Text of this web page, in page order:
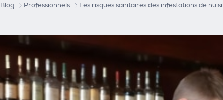
Blog Professionnels Les risques sanitaires des infestations de